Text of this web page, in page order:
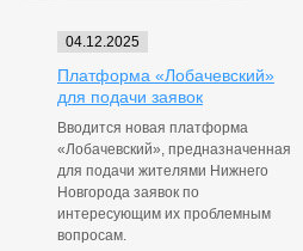
04.12.2025
Платформа «Лобачевский»
для подачи заявок
Вводится новая платформа
«Лобачевский», предназначенная
для подачи жителями Нижнего
Новгорода заявок по
интересующим их проблемным
вопросам.